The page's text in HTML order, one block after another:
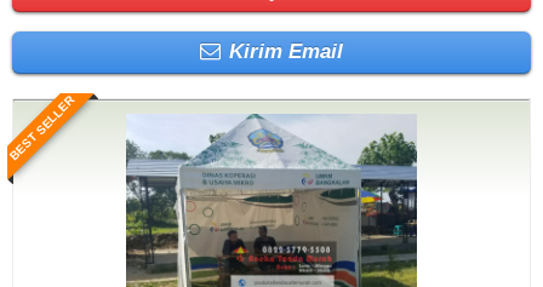
Kirim Email
BEST SELLER